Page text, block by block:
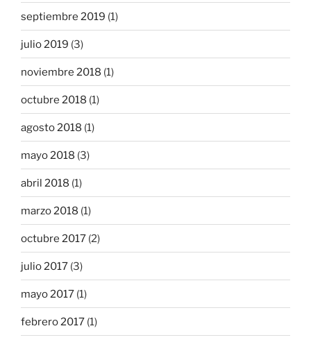
septiembre 2019 (1)
julio 2019 (3)
noviembre 2018 (1)
octubre 2018 (1)
agosto 2018 (1)
mayo 2018 (3)
abril 2018 (1)
marzo 2018 (1)
octubre 2017 (2)
julio 2017 (3)
mayo 2017 (1)
febrero 2017 (1)